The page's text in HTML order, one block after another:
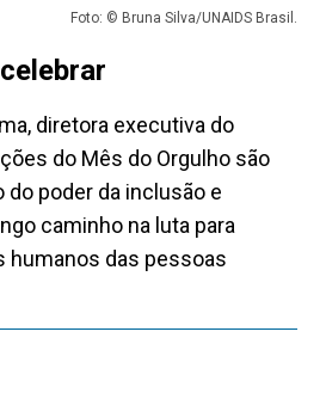
Foto: © Bruna Silva/UNAIDS Brasil.
diretora executiva do
do Mês do Orgulho são
poder da inclusão e
caminho na luta para
humanos das pessoas